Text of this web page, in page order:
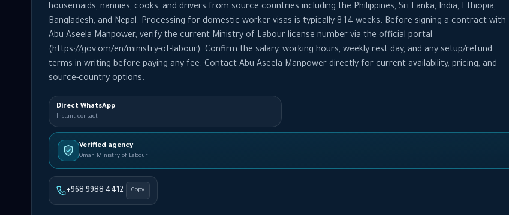
housemaids, nannies, cooks, and drivers from source countries including the Philippines, Sri Lanka, India, Ethiopia,
Bangladesh, and Nepal. Processing for domestic-worker visas is typically 8-14 weeks. Before signing a contract with
Abu Aseela Manpower, verify the current Ministry of Labour license number via the official portal
(https://gov.om/en/ministry-of-labour). Confirm the salary, working hours, weekly rest day, and any setup/refund
terms in writing before paying any fee. Contact Abu Aseela Manpower directly for current availability, pricing, and
source-country options.
Direct WhatsApp
Instant contact
Verified agency
Oman Ministry of Labour
+968 9988 4412 Copy